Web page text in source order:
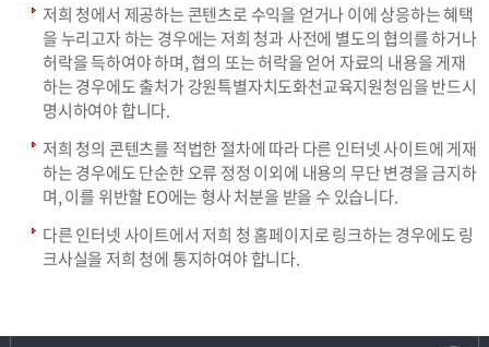
저희 청에서 제공하는 콘텐츠로 수익을 얻거나 이에 상응하는 혜택
을 누리고자 하는 경우에는 저희 청과 사전에 별도의 협의를 하거나
허락을 득하여야 하며, 협의 또는 허락을 얻어 자료의 내용을 게재
하는 경우에도 출처가 강원특별자치도화천교육지원청임을 반드시
명시하여야 합니다.
저희 청의 콘텐츠를 적법한 절차에 따라 다른 인터넷 사이트에 게재
하는 경우에도 단순한 오류 정정 이외에 내용의 무단 변경을 금지하
며, 이를 위반할 EO에는 형사 처분을 받을 수 있습니다.
다른 인터넷 사이트에서 저희 청 홈페이지로 링크하는 경우에도 링
크사실을 저희 청에 통지하여야 합니다.